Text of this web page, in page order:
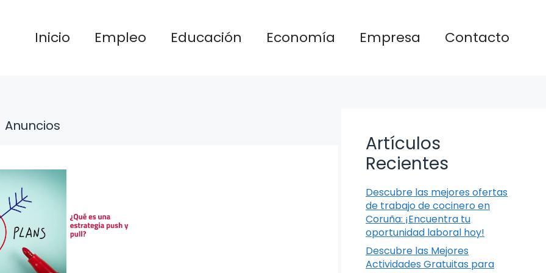
Inicio Empleo Educación Economía Empresa Contacto
Anuncios
Artículos
Recientes
Descubre las mejores ofertas
de trabajo de cocinero en
Coruña: ¡Encuentra tu
oportunidad laboral hoy!
Descubre las Mejores
Actividades Gratuitas para